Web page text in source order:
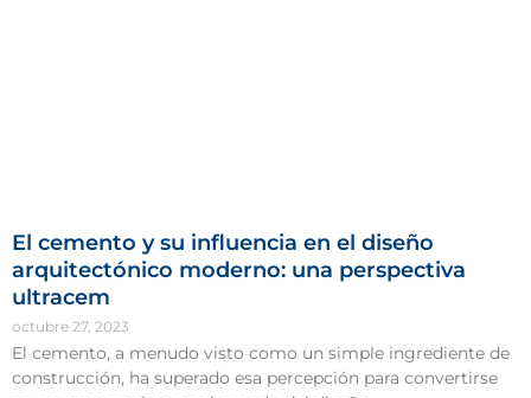
El cemento y su influencia en el diseño
arquitectónico moderno: una perspectiva
ultracem
octubre 27, 2023
El cemento, a menudo visto como un simple ingrediente de
construcción, ha superado esa percepción para convertirse